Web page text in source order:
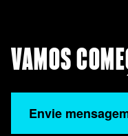
VAMOS
Envie